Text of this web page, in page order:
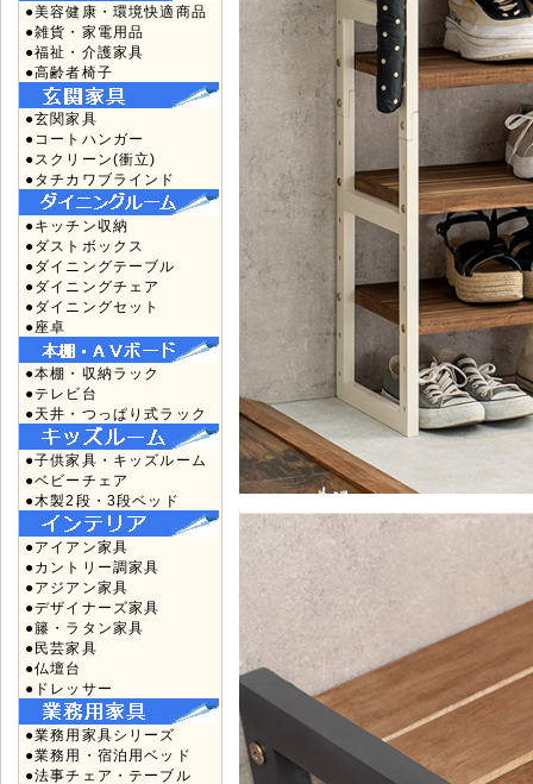
●美容健康・環境快適商品
●雑貨・家電用品
●福祉・介護家具
●高齢者椅子
●玄関家具
●コートハンガー
●スクリーン(衝立)
●タチカワブラインド
●キッチン収納
●ダストボックス
●ダイニングテーブル
●ダイニングチェア
●ダイニングセット
●座卓
●本棚・収納ラック
●テレビ台
●天井・つっぱり式ラック
●子供家具・キッズルーム
●ベビーチェア
●木製2段・3段ベッド
●アイアン家具
●カントリー調家具
●アジアン家具
●デザイナーズ家具
●籐・ラタン家具
●民芸家具
●仏壇台
●ドレッサー
●業務用家具シリーズ
●業務用・宿泊用ベッド
●法事チェア・テーブル